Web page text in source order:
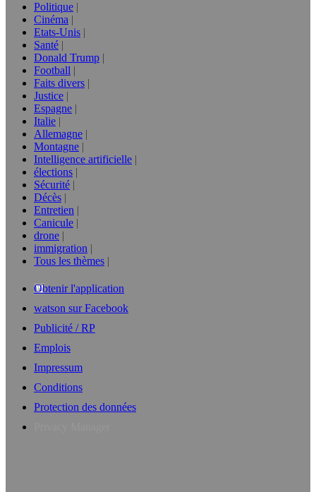
Politique
Cinéma
Etats-Unis
Santé
Donald Trump
Football
Faits divers
Justice
Espagne
Italie
Allemagne
Montagne
Intelligence artificielle
élections
Sécurité
Décès
Entretien
Canicule
drone
immigration
Tous les thèmes
Obtenir l'application
watson sur Facebook
Publicité / RP
Emplois
Impressum
Conditions
Protection des données